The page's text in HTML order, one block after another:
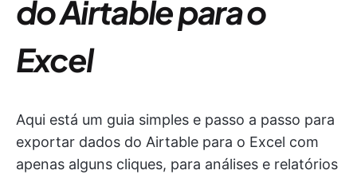
do Airtable para o
Excel
Aqui está um guia simples e passo a passo para
exportar dados do Airtable para o Excel com
apenas alguns cliques, para análises e relatórios